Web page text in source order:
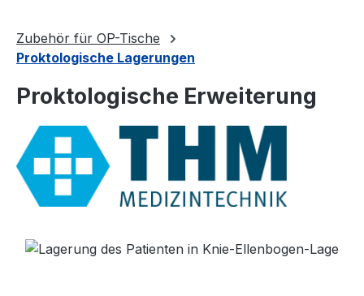
Zubehör für OP-Tische
Proktologische Lagerungen
Proktologische Erweiterung